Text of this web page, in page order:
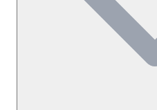
Kampı
Camp Rumelifeneri
anlaşılacağı üzere